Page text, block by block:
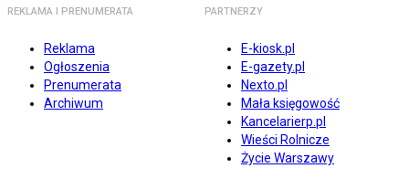
REKLAMA I PRENUMERATA
Reklama
Ogłoszenia
Prenumerata
Archiwum
PARTNERZY
E-kiosk.pl
E-gazety.pl
Nexto.pl
Mała księgowość
Kancelarierp.pl
Wieści Rolnicze
Życie Warszawy